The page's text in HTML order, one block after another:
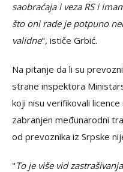
saobraćaja i veza RS i
što oni rade je potpuno
validne", ističe Grbić.
Na pitanje da li su
strane inspektora
koji nisu verifikovali
zabranjen međunarodni
od prevoznika iz Srpske
"To je više vid